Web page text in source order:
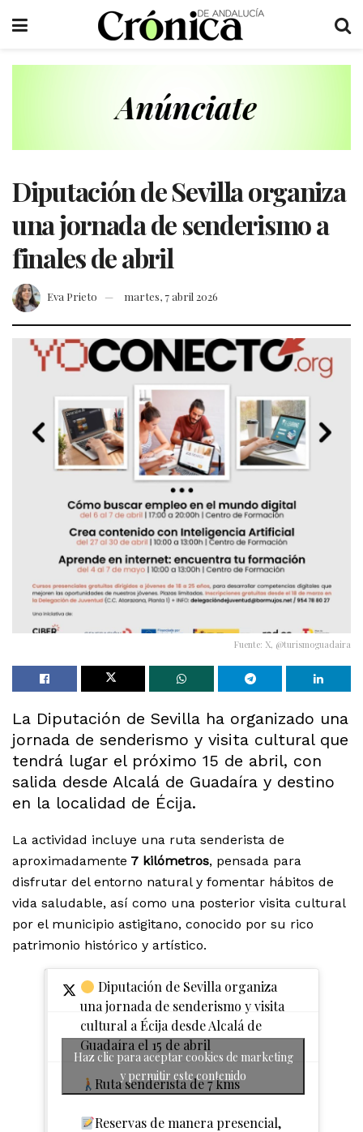
Diputación de Sevilla organiza
una jornada de senderismo a
finales de abril
Eva Prieto martes, 7 abril 2026
Fuente: X, @turismoguadaira
La Diputación de Sevilla ha organizado una
jornada de senderismo y visita cultural que
tendrá lugar el próximo 15 de abril, con
salida desde Alcalá de Guadaíra y destino
en la localidad de Écija.
La actividad incluye una ruta senderista de
aproximadamente 7 kilómetros, pensada para
disfrutar del entorno natural y fomentar hábitos de
vida saludable, así como una posterior visita cultural
por el municipio astigitano, conocido por su rico
patrimonio histórico y artístico.
Diputación de Sevilla organiza
una jornada de senderismo y visita
cultural a Écija desde Alcalá de
Guadaíra el 15 de abril
Ruta senderista de 7 kms
Reservas de manera presencial,
Haz clic para aceptar cookies de marketing
y permitir este contenido